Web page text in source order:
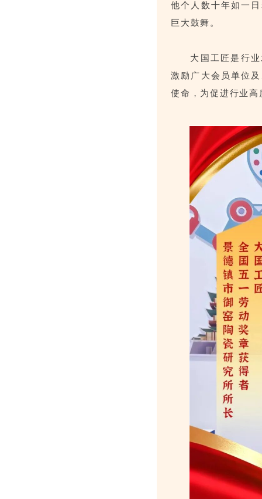
他个人数十年如一
巨大鼓舞。
大国工匠是行
激励广大会员单位
使命，为促进行业